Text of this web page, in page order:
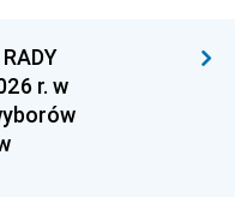
r. w